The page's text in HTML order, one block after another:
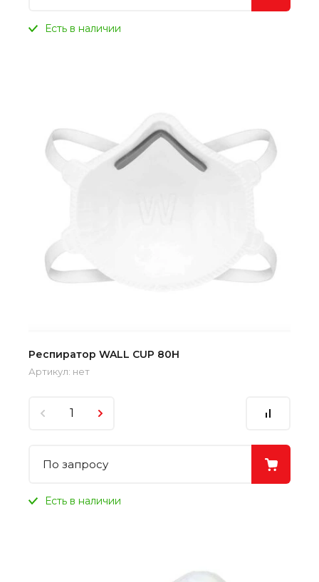
Есть в наличии
Респиратор WALL CUP 80H
Артикул: нет
По запросу
Есть в наличии